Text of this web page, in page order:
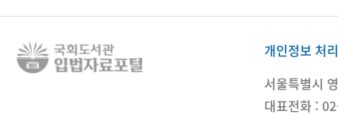
개인정보 처
서울특별시
대표전화 :